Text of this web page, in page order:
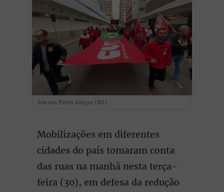
Ato em Porto Alegre (RS)
Mobilizações em diferentes
cidades do país tomaram conta
das ruas na manhã nesta terça-
feira (30), em defesa da redução